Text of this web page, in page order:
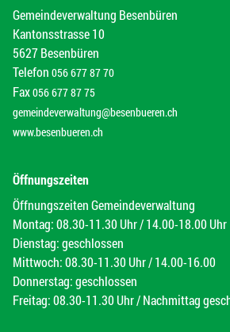
Gemeindeverwaltung Besenbüren
Kantonsstrasse 10
5627 Besenbüren
Telefon 056 677 87 70
Fax056 677 87 75
gemeindeverwaltung@besenbueren.ch
www.besenbueren.ch
Öffnungszeiten
Öffnungszeiten Gemeindeverwaltung
Montag: 08.30-11.30 Uhr / 14.00-18.00 Uhr
Dienstag: geschlossen
Mittwoch: 08.30-11.30 Uhr / 14.00-16.00
Donnerstag: geschlossen
Freitag: 08.30-11.30 Uhr / Nachmittag